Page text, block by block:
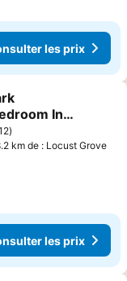
les prix
favoris
In
km de : Locust Grove
les prix